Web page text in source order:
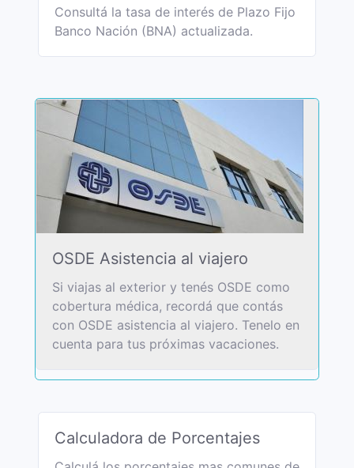
Consultá la tasa de interés de Plazo Fijo
Banco Nación (BNA) actualizada.
OSDE Asistencia al viajero
Si viajas al exterior y tenés OSDE como
cobertura médica, recordá que contás
con OSDE asistencia al viajero. Tenelo en
cuenta para tus próximas vacaciones.
Calculadora de Porcentajes